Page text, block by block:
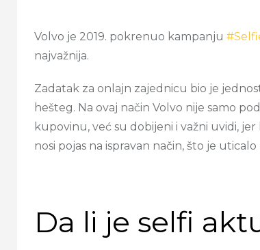
Volvo je 2019. pokrenuo kampanju
najvažnija.
Zadatak za onlajn zajednicu bio je
hešteg. Na ovaj način Volvo nije samo
kupovinu, već su dobijeni i važni uvidi,
nosi pojas na ispravan način, što je
Da li je selfi